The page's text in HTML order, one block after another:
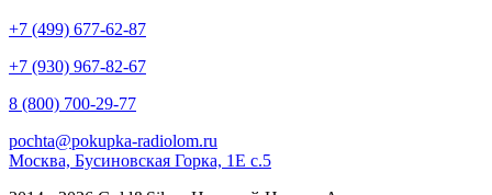
+7 (499) 677-62-87
+7 (930) 967-82-67
8 (800) 700-29-77
pochta@pokupka-radiolom.ru
Москва, Бусиновская Горка, 1Е с.5